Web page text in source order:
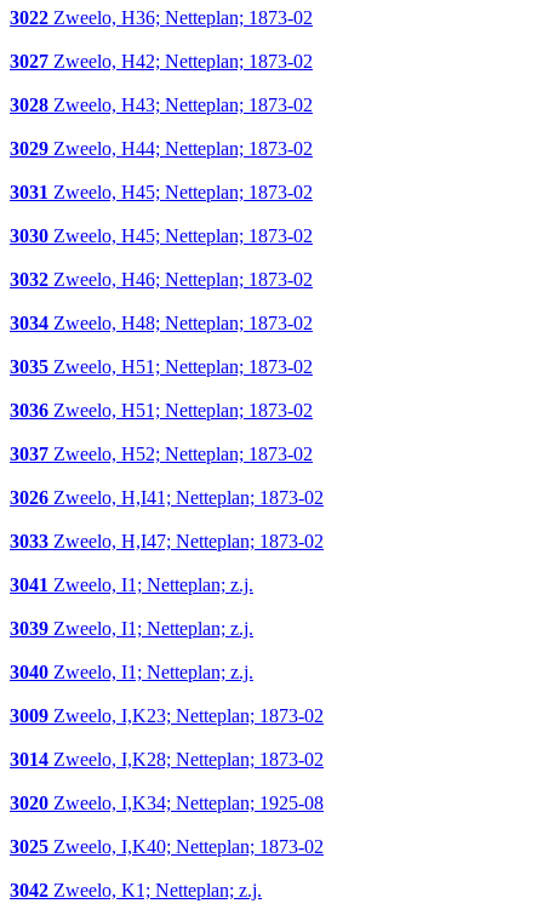
3022 Zweelo, H36; Netteplan; 1873-02
3027 Zweelo, H42; Netteplan; 1873-02
3028 Zweelo, H43; Netteplan; 1873-02
3029 Zweelo, H44; Netteplan; 1873-02
3031 Zweelo, H45; Netteplan; 1873-02
3030 Zweelo, H45; Netteplan; 1873-02
3032 Zweelo, H46; Netteplan; 1873-02
3034 Zweelo, H48; Netteplan; 1873-02
3035 Zweelo, H51; Netteplan; 1873-02
3036 Zweelo, H51; Netteplan; 1873-02
3037 Zweelo, H52; Netteplan; 1873-02
3026 Zweelo, H,I41; Netteplan; 1873-02
3033 Zweelo, H,I47; Netteplan; 1873-02
3041 Zweelo, I1; Netteplan; z.j.
3039 Zweelo, I1; Netteplan; z.j.
3040 Zweelo, I1; Netteplan; z.j.
3009 Zweelo, I,K23; Netteplan; 1873-02
3014 Zweelo, I,K28; Netteplan; 1873-02
3020 Zweelo, I,K34; Netteplan; 1925-08
3025 Zweelo, I,K40; Netteplan; 1873-02
3042 Zweelo, K1; Netteplan; z.j.